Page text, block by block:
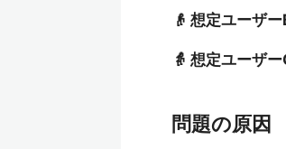
👴 想定ユーザー
👵 想定ユーザー
問題の原因